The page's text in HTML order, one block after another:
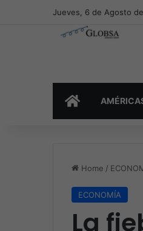
Jueves, 6 de Agosto
INICIO
Home /
ECONOMÍA
La